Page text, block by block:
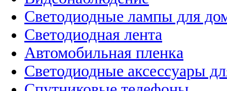
Светодиодные лампы для
Светодиодная лента
Автомобильная пленка
Светодиодные аксессуары